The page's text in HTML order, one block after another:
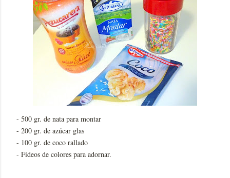
- 500 gr. de nata para montar
- 200 gr. de azúcar glas
- 100 gr. de coco rallado
- Fideos de colores para adornar.